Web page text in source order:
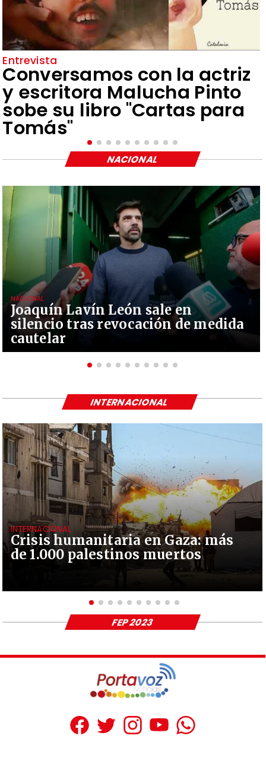
Entrevista
Conversamos con la actriz
y escritora Malucha Pinto
sobe su libro "Cartas para
Tomás"
Joaquín Lavín León sale en
silencio tras revocación de medida
cautelar
NACIONAL
NACIONAL
Crisis humanitaria en Gaza: más
de 1.000 palestinos muertos
INTERNACIONAL
INTERNACIONAL
FEP 2023